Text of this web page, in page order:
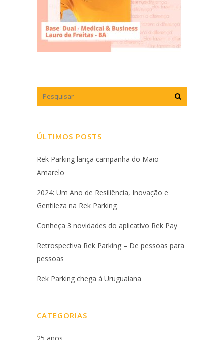
ÚLTIMOS POSTS
Rek Parking lança campanha do Maio
Amarelo
2024: Um Ano de Resiliência, Inovação e
Gentileza na Rek Parking
Conheça 3 novidades do aplicativo Rek Pay
Retrospectiva Rek Parking – De pessoas para
pessoas
Rek Parking chega à Uruguaiana
CATEGORIAS
25 anos